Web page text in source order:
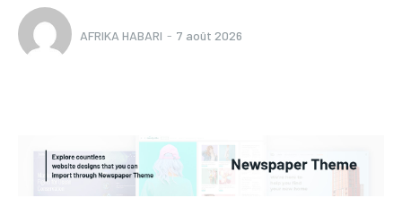
AFRIKA HABARI - 7 août 2026